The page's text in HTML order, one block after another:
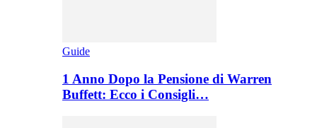
Guide
1 Anno Dopo la Pensione di Warren
Buffett: Ecco i Consigli…